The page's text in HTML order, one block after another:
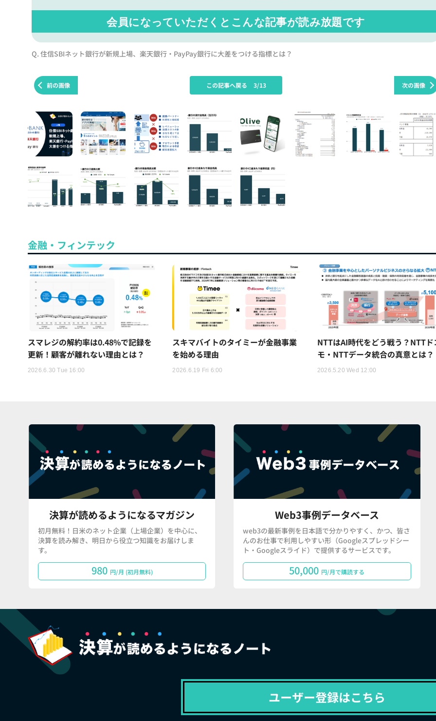
会員になっていただくと こんな記事が読み放題です
Q. 住信SBIネット銀行が新規上場、楽天銀行・PayPay銀行に大差をつける指標とは？
前の画像 次の画像
この記事へ戻る 3/13
金融・フィンテック
スマレジの解約率は0.48%で記録を
更新！顧客が離れない理由とは？
2026.6.30 Tue 16:00
スキマバイトのタイミーが金融事業
を始める理由
2026.6.19 Fri 6:00
NTTはAI時代をどう戦う？NTTド
モ・NTTデータ統合の真意とは？
2026.5.20 Wed 12:00
決算が読めるようになるマガジン
初月無料！日米のネット企業（上場企業）を中心に、
決算を読み解き、明日から役立つ知識をお届けしま
す。
980 円/月 (初月無料)
Web3事例データベース
web3の最新事例を日本語で分かりやすく、かつ、皆さ
んのお仕事で利用しやすい形（Googleスプレッドシー
ト・Googleスライド）で提供するサービスです。
50,000 円/月で購読する
ユーザー登録はこちら